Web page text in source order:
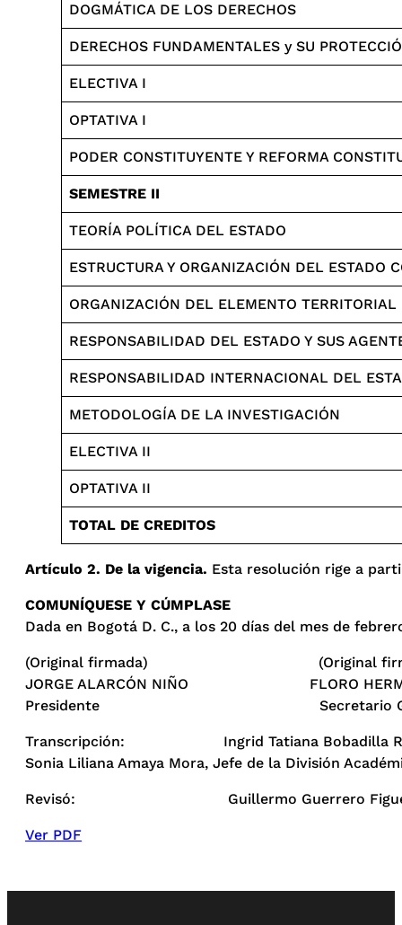
DOGMÁTICA DE LOS DERECHOS
DERECHOS FUNDAMENTALES y SU
ELECTIVA I
OPTATIVA I
PODER CONSTITUYENTE Y REFORMA
SEMESTRE II
TEORÍA POLÍTICA DEL ESTADO
ESTRUCTURA Y ORGANIZACIÓN DEL ESTADO
ORGANIZACIÓN DEL ELEMENTO TERRITORIAL
RESPONSABILIDAD DEL ESTADO Y SUS
RESPONSABILIDAD INTERNACIONAL DEL
METODOLOGÍA DE LA INVESTIGACIÓN
ELECTIVA II
OPTATIVA II
TOTAL DE CREDITOS
Artículo 2. De la vigencia. Esta resolución rige a
COMUNÍQUESE Y CÚMPLASE
Dada en Bogotá D. C., a los 20 días del mes de
(Original firmada) (Original
JORGE ALARCÓN NIÑO FLORO HERMES
Presidente Secretario
Transcripción: Ingrid Tatiana Bobadilla
Sonia Liliana Amaya Mora, Jefe de la División
Revisó: Guillermo Guerrero Figueroa,
Ver PDF